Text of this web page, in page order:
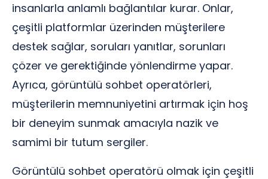
insanlarla anlamlı bağlantılar kurar. Onlar,
çeşitli platformlar üzerinden müşterilere
destek sağlar, soruları yanıtlar, sorunları
çözer ve gerektiğinde yönlendirme yapar.
Ayrıca, görüntülü sohbet operatörleri,
müşterilerin memnuniyetini artırmak için hoş
bir deneyim sunmak amacıyla nazik ve
samimi bir tutum sergiler.
Görüntülü sohbet operatörü olmak için çeşitli